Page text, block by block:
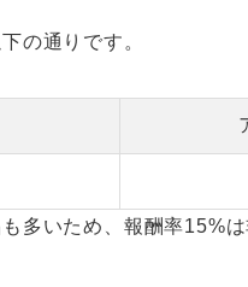
の通りです。
多いため、報酬率15%は